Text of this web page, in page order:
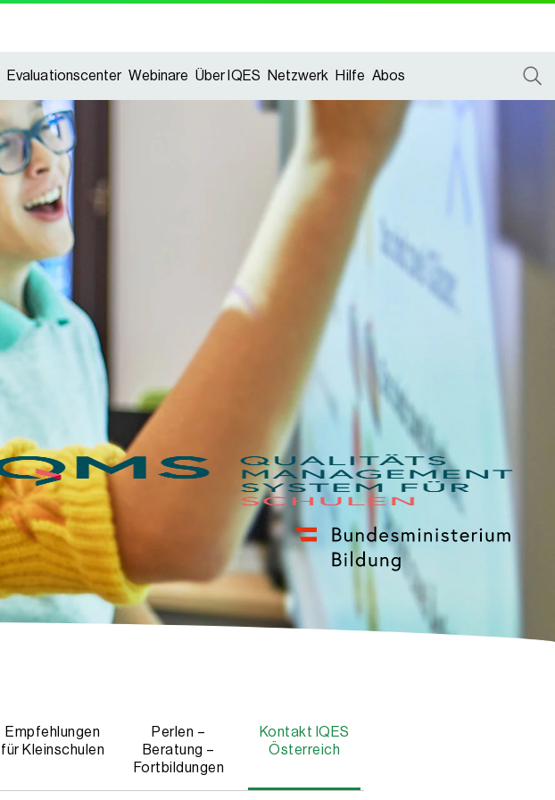
Evaluationscenter Webinare Über IQES Netzwerk Hilfe Abos
Empfehlungen
für Kleinschulen
Perlen –
Beratung –
Fortbildungen
Kontakt IQES
Österreich